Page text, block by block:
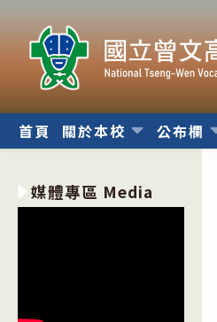
內
首頁 關於本校 公布欄
媒體專區 Media